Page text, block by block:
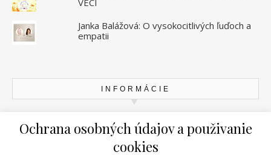
Janka Balážová: O vysokocitlivých ľuďoch a
empatii
INFORMÁCIE
Ochrana osobných údajov a použivanie
cookies